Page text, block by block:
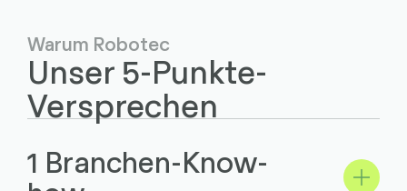
Warum Robotec
Unser 5-Punkte-
Versprechen
1 Branchen-Know-